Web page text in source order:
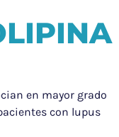
en mayor grado
con lupus